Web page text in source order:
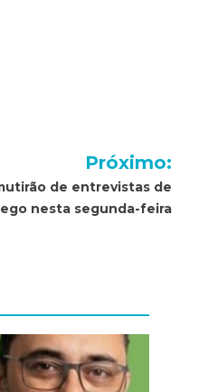
Próximo:
de entrevistas de
nesta segunda-feira